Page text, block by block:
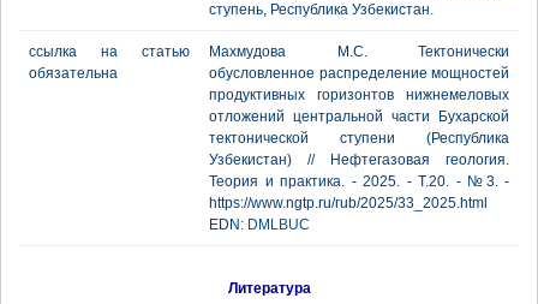
ступень, Республика Узбекистан.
ссылка на статью
обязательна
Махмудова М.С. Тектонически
обусловленное распределение мощностей
продуктивных горизонтов нижнемеловых
отложений центральной части Бухарской
тектонической ступени (Республика
Узбекистан) // Нефтегазовая геология.
Теория и практика. - 2025. - Т.20. - №3. -
https://www.ngtp.ru/rub/2025/33_2025.html
EDN: DMLBUC
Литература